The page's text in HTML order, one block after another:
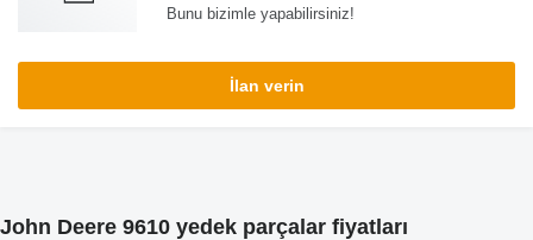
Bunu bizimle yapabilirsiniz!
İlan verin
John Deere 9610 yedek parçalar fiyatları